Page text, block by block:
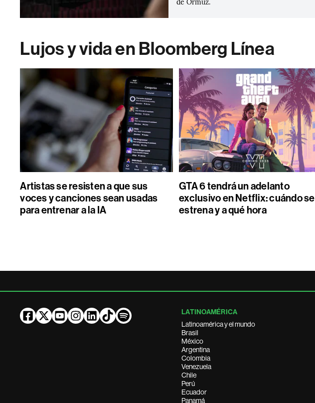
Lujos y vida en Bloomberg Línea
Artistas se resisten a que sus
voces y canciones sean usadas
para entrenar a la IA
GTA 6 tendrá un adelanto
exclusivo en Netflix: cuándo se
estrena y a qué hora
LATINOAMÉRICA
Latinoamérica y el mundo
Brasil
México
Argentina
Colombia
Venezuela
Chile
Perú
Ecuador
Panamá